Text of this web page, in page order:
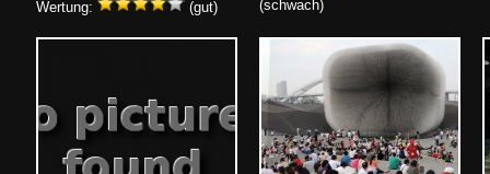
Wertung: (gut)
(schwach)